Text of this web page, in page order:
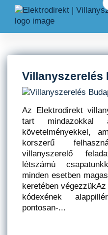
Villanyszerelés
Az Elektrodirekt
tart mindazokkal
követelményekkel,
korszerű
villanyszerelő
létszámú
minden esetben
keretében
kódexének
pontosan-...